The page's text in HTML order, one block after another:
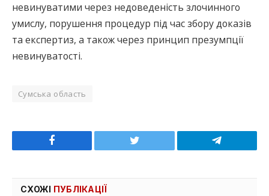
невинуватими через недоведеність злочинного
умислу, порушення процедур під час збору доказів
та експертиз, а також через принцип презумпції
невинуватості.
Сумська область
Facebook Twitter Telegram
СХОЖІ ПУБЛІКАЦІЇ